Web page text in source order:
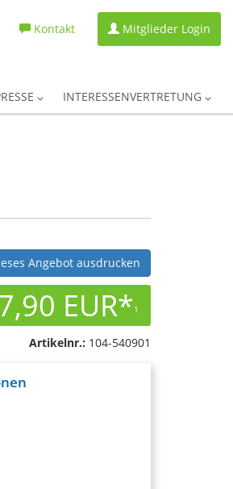
Kontakt Mitglieder Login
INTERESSENVERTRETUNG
Angebot ausdrucken
EUR*1
Artikelnr.: 104-540901